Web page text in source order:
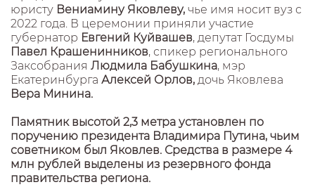
юристу Вениамину Яковлеву, чье имя носит вуз с
2022 года. В церемонии приняли участие
губернатор Евгений Куйвашев, депутат Госдумы
Павел Крашенинников, спикер регионального
Заксобрания Людмила Бабушкина, мэр
Екатеринбурга Алексей Орлов, дочь Яковлева
Вера Минина.
Памятник высотой 2,3 метра установлен по
поручению президента Владимира Путина, чьим
советником был Яковлев. Средства в размере 4
млн рублей выделены из резервного фонда
правительства региона.